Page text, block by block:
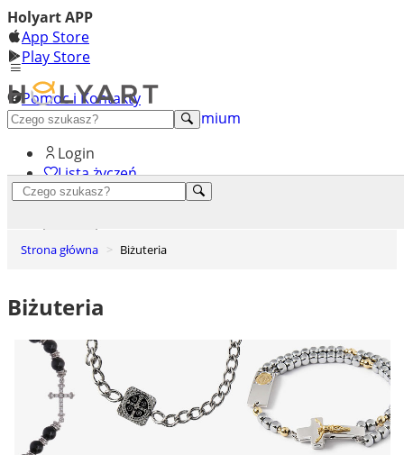
Holyart APP
App Store
Play Store
Pomoc i Kontakty
+48 222 922 860
Odkryj premium
Login
Lista życzeń
Strona główna Biżuteria
Biżuteria